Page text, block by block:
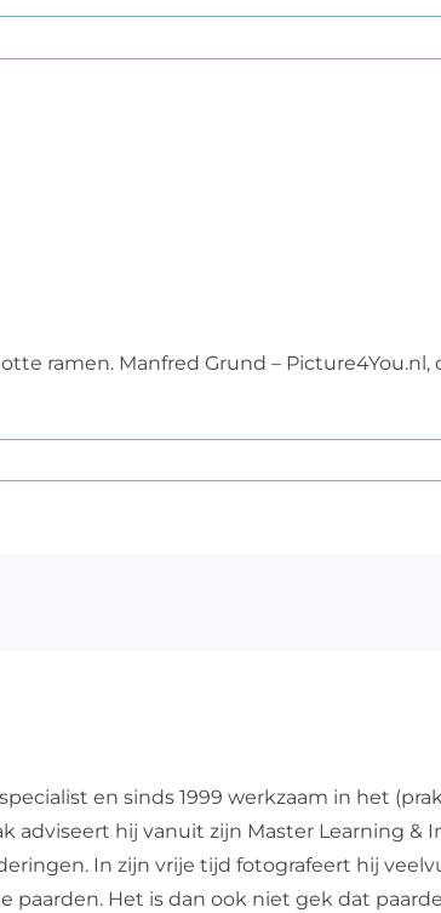
ramen. Manfred Grund –
en sinds 1999 werkzaam in het
adviseert hij vanuit zijn Master Learning
In zijn vrije tijd fotografeert hij
paarden. Het is dan ook niet gek dat